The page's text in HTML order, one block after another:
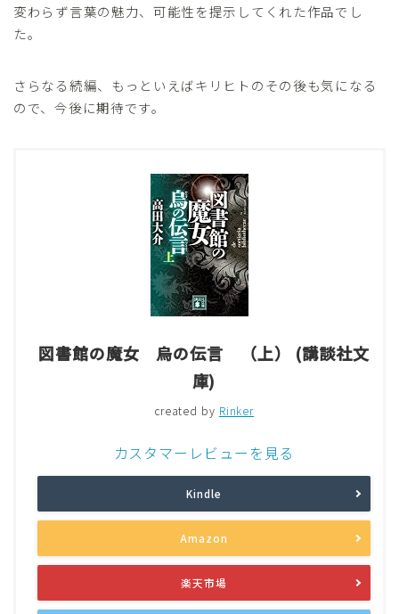
変わらず言葉の魅力、可能性を提示してくれた作品でし
た。
さらなる続編、もっといえばキリヒトのその後も気になる
ので、今後に期待です。
図書館の魔女 烏の伝言 （上） (講談社文
庫)
created by Rinker
カスタマーレビューを見る
Kindle
Amazon
楽天市場